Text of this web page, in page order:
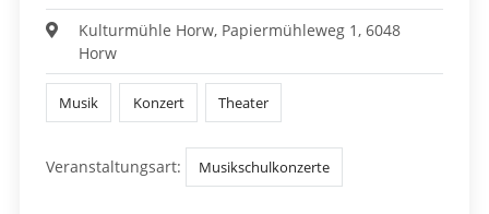
Kulturmühle Horw, Papiermühleweg 1, 6048
Horw
Musik Konzert Theater
Veranstaltungsart: Musikschulkonzerte